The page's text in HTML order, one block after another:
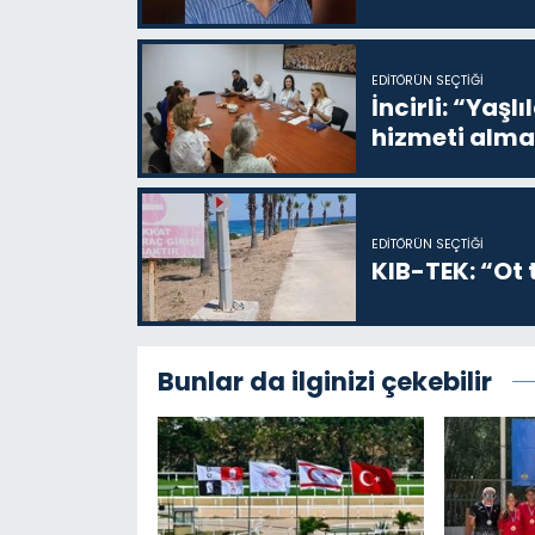
EDITÖRÜN SEÇTIĞI
İncirli:
hizmeti
EDITÖRÜN SEÇTIĞI
KIB-TEK:
Bunlar da ilginizi çekebilir